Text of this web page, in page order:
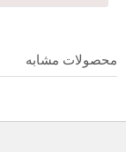
محصولات مشابه